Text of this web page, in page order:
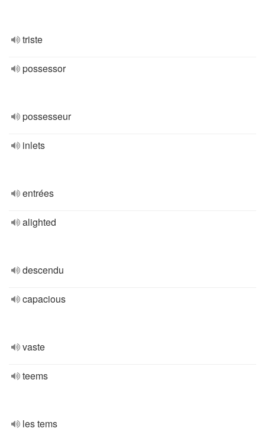
triste
possessor
possesseur
inlets
entrées
alighted
descendu
capacious
vaste
teems
les tems